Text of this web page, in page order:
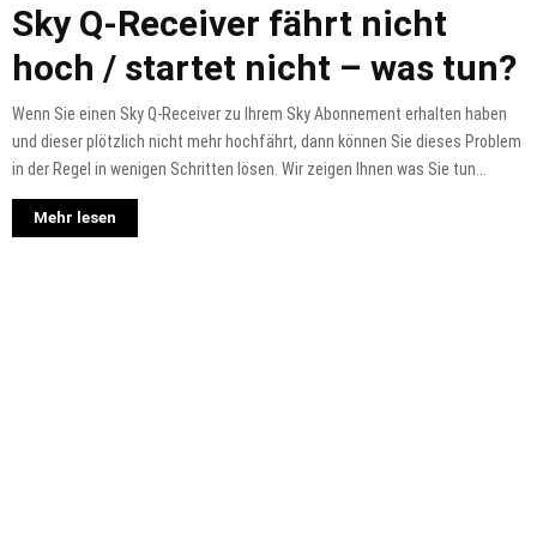
Sky Q-Receiver fährt nicht
hoch / startet nicht – was tun?
Wenn Sie einen Sky Q-Receiver zu Ihrem Sky Abonnement erhalten haben
und dieser plötzlich nicht mehr hochfährt, dann können Sie dieses Problem
in der Regel in wenigen Schritten lösen. Wir zeigen Ihnen was Sie tun...
Mehr lesen